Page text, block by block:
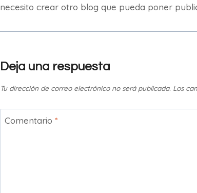
necesito crear otro blog que pueda poner
Deja una respuesta
Tu dirección de correo electrónico no será publicada. Los
Comentario *